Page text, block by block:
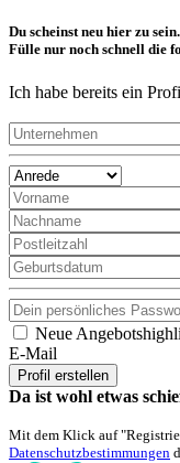
Du scheinst neu hier zu sein.
Fülle nur noch schnell die
Ich habe bereits ein
Neue
E-Mail
Profil erstellen
Da ist wohl etwas
Mit dem Klick auf
Datenschutzbestimmungen